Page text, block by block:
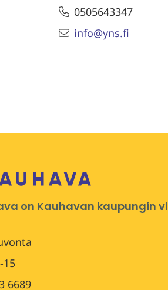
0505643347
info@yns.fi
on Kauhavan kaupungin
15
6689